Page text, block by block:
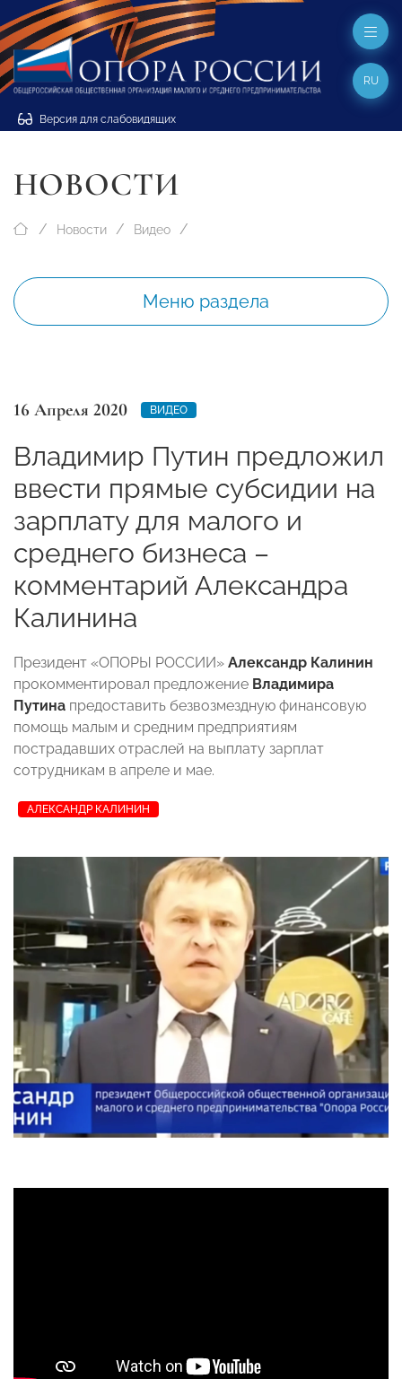
Версия для слабовидящих
RU
НОВОСТИ
Новости Видео
Меню раздела
16 Апреля 2020 ВИДЕО
Владимир Путин предложил
ввести прямые субсидии на
зарплату для малого и
среднего бизнеса –
комментарий Александра
Калинина
Президент «ОПОРЫ РОССИИ» Александр Калинин
прокомментировал предложение Владимира
Путина предоставить безвозмездную финансовую
помощь малым и средним предприятиям
пострадавших отраслей на выплату зарплат
сотрудникам в апреле и мае.
АЛЕКСАНДР КАЛИНИН